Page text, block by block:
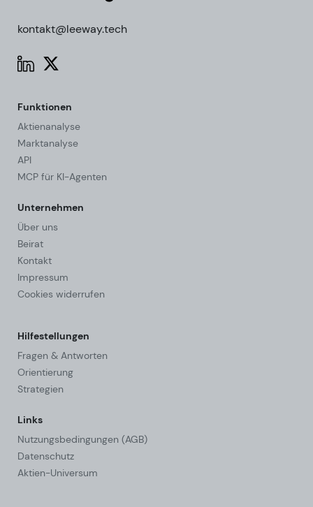
kontakt@leeway.tech
Funktionen
Aktienanalyse
Marktanalyse
API
MCP für KI-Agenten
Unternehmen
Über uns
Beirat
Kontakt
Impressum
Cookies widerrufen
Hilfestellungen
Fragen & Antworten
Orientierung
Strategien
Links
Nutzungsbedingungen (AGB)
Datenschutz
Aktien-Universum